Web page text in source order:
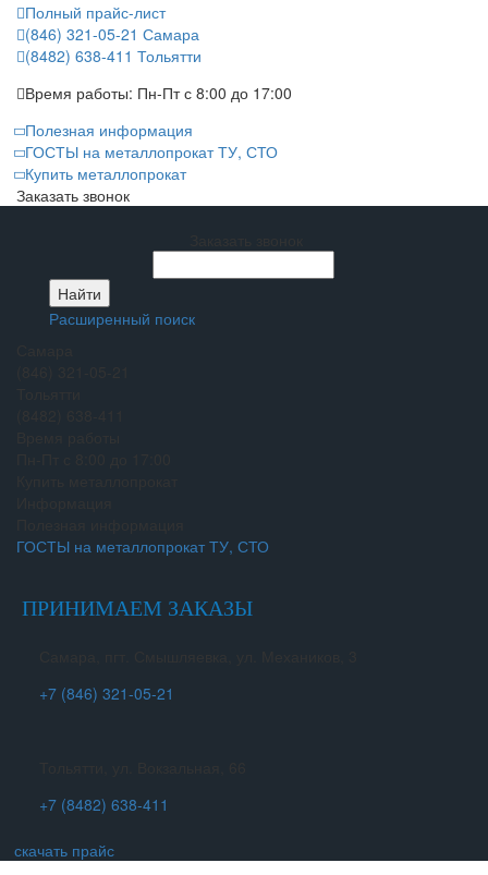
Полный прайс-лист
(846) 321-05-21 Самара
(8482) 638-411 Тольятти
Время работы: Пн-Пт с 8:00 до 17:00
Полезная информация
ГОСТЫ на металлопрокат ТУ, СТО
Купить металлопрокат
Заказать звонок
Расширенный поиск
ГОСТЫ на металлопрокат ТУ, СТО
ПРИНИМАЕМ ЗАКАЗЫ
+7 (846) 321-05-21
+7 (8482) 638-411
скачать прайс